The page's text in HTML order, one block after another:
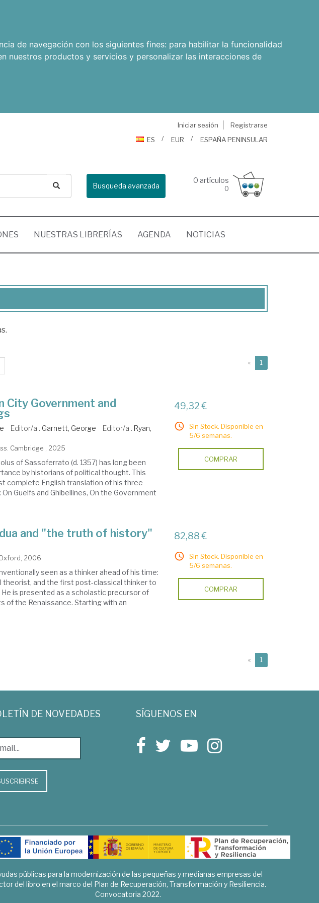
de navegación con los siguientes fines: para habilitar la funcionalidad
nuestros productos y servicios y personalizar las interacciones de
Iniciar sesión
Registrarse
ES
EUR ESPAÑA PENINSULAR
Busqueda avanzada
0 artículos
0
NUESTRAS LIBRERÍAS AGENDA NOTICIAS
« 1
City Government and
Editor/a . Garnett, George Editor/a . Ryan,
Cambridge , 2025
of Sassoferrato (d. 1357) has long been
by historians of political thought. This
complete English translation of his three
Guelfs and Ghibellines, On the Government
49,32 €
Sin Stock. Disponible en
5/6 semanas.
COMPRAR
and "the truth of history"
2006
seen as a thinker ahead of his time:
theorist, and the first post-classical thinker to
is presented as a scholastic precursor of
of the Renaissance. Starting with an
82,88 €
Sin Stock. Disponible en
5/6 semanas.
COMPRAR
« 1
DE NOVEDADES SÍGUENOS EN
públicas para la modernización de las pequeñas y medianas empresas del
del libro en el marco del Plan de Recuperación, Transformación y Resiliencia.
Convocatoria 2022.